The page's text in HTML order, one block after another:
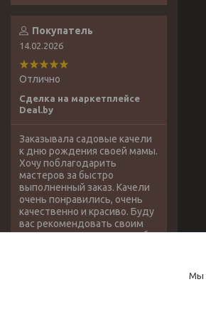
Покупатель
14.02.2026
Отлично
Сделка на маркетплейсе
Deal.by
Заказывала садовые качели
к дню рождения своей мамы.
Хочу поблагодарить
мастеров за быстро
выполненный заказ. Качели
очень понравились, очень
качественно и красиво. Буду
вас рекомендовать своим
знакомым. Большое спасибо!
Мы